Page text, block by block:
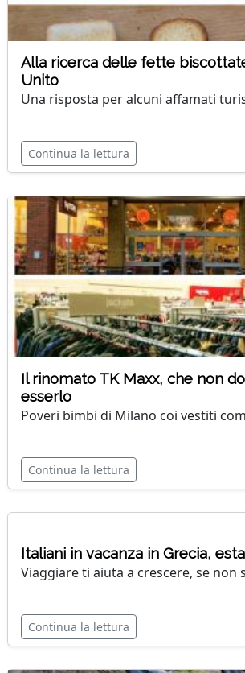
Alla ricerca delle fette
Unito
Una risposta per alcuni affamati
Continua la lettura
Il rinomato TK Maxx, che non
esserlo
Poveri bimbi di Milano coi vestiti
Continua la lettura
Italiani in vacanza in Grecia,
Viaggiare ti aiuta a crescere, se non
Continua la lettura